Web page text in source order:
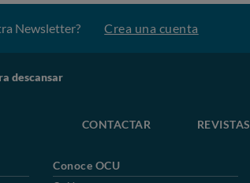
Newsletter? Crea una cuenta
descansar
CONTACTAR REVISTAS
Conoce OCU